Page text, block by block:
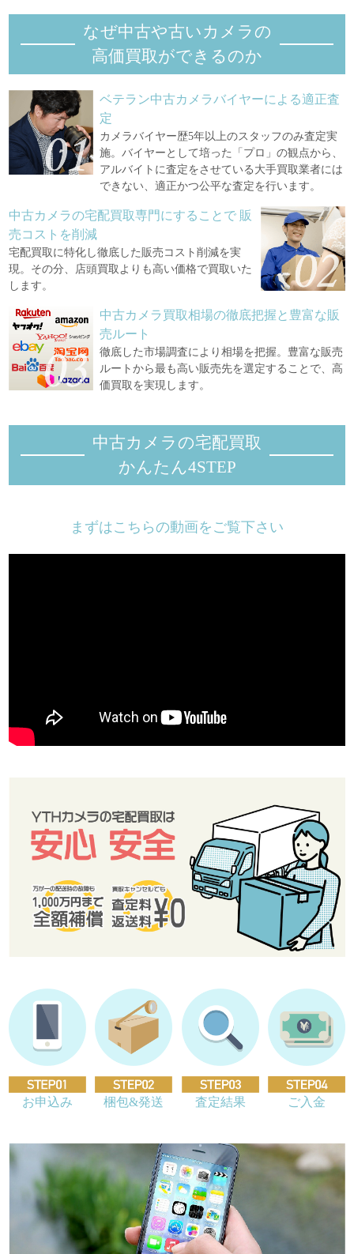
なぜ中古や古いカメラの
高価買取ができるのか
ベテラン中古カメラバイヤーによる適正査
定
カメラバイヤー歴5年以上のスタッフのみ査定実
施。バイヤーとして培った「プロ」の観点から、
アルバイトに査定をさせている大手買取業者には
できない、適正かつ公平な査定を行います。
中古カメラの宅配買取専門にすることで 販
売コストを削減
宅配買取に特化し徹底した販売コスト削減を実
現。その分、店頭買取よりも高い価格で買取いた
します。
中古カメラ買取相場の徹底把握と豊富な販
売ルート
徹底した市場調査により相場を把握。豊富な販売
ルートから最も高い販売先を選定することで、高
価買取を実現します。
中古カメラの宅配買取
かんたん4STEP
まずはこちらの動画をご覧下さい
お申込み 梱包&発送 査定結果 ご入金